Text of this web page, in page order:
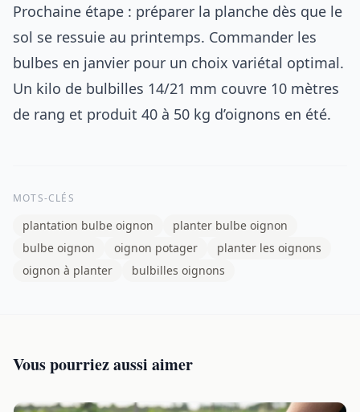
Prochaine étape : préparer la planche dès que le
sol se ressuie au printemps. Commander les
bulbes en janvier pour un choix variétal optimal.
Un kilo de bulbilles 14/21 mm couvre 10 mètres
de rang et produit 40 à 50 kg d’oignons en été.
MOTS-CLÉS
plantation bulbe oignon
planter bulbe oignon
bulbe oignon
oignon potager
planter les oignons
oignon à planter
bulbilles oignons
Vous pourriez aussi aimer